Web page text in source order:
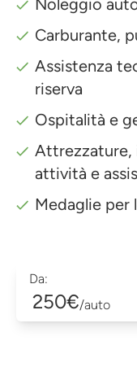
Carburante,
Assistenza
riserva
Ospitalità e
attività e
Medaglie per
Da:
250€/auto